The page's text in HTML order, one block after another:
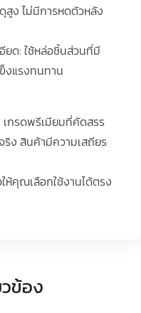
สูง ไม่มีการหดตัวหลัง
ยด: ใช้หล่อชิ้นส่วนที่มี
งแรงทนทาน
เกรดพรีเมียมที่คัดสรร
ริง สินค้ามีความเสถียร
ห้คุณเลือกใช้งานได้ตรง
ข้อง